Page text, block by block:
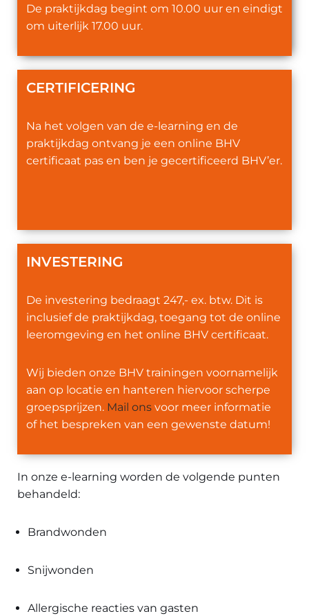
De praktijkdag begint om 10.00 uur en eindigt
om uiterlijk 17.00 uur.
CERTIFICERING
Na het volgen van de e-learning en de
praktijkdag ontvang je een online BHV
certificaat pas en ben je gecertificeerd BHV’er.
INVESTERING
De investering bedraagt 247,- ex. btw. Dit is
inclusief de praktijkdag, toegang tot de online
leeromgeving en het online BHV certificaat.
Wij bieden onze BHV trainingen voornamelijk
aan op locatie en hanteren hiervoor scherpe
groepsprijzen. Mail ons voor meer informatie
of het bespreken van een gewenste datum!
In onze e-learning worden de volgende punten
behandeld:
Brandwonden
Snijwonden
Allergische reacties van gasten